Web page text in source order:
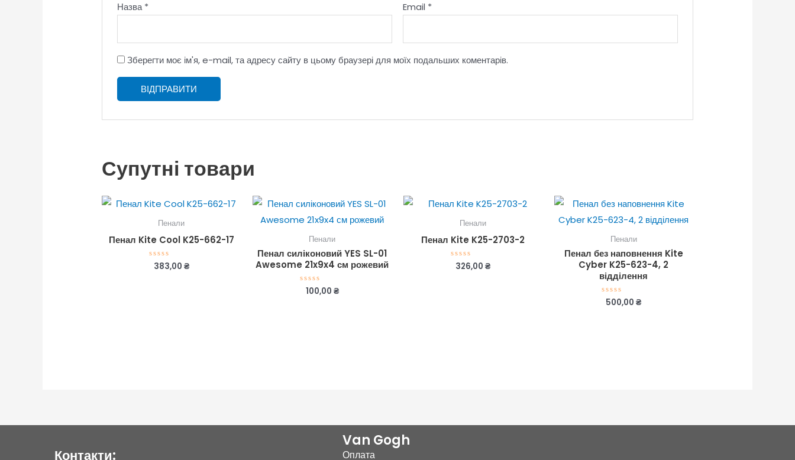
Назва* Email *
Зберегти моє ім'я, e-mail, та адресу сайту в цьому браузері для моїх подальших коментарів.
Супутні товари
Пенали
Пенал Kite Cool K25-662-17
Оцінено
383,00 ₴
Пенали
Пенал силіконовий YES SL-01
Awesome 21x9x4 см рожевий
Оцінено
100,00 ₴
Пенали
Пенал Kite K25-2703-2
Оцінено
326,00 ₴
Пенали
Пенал без наповнення Kite
Cyber K25-623-4, 2
відділення
Оцінено
500,00₴
Контакти:
Van Gogh
Оплата